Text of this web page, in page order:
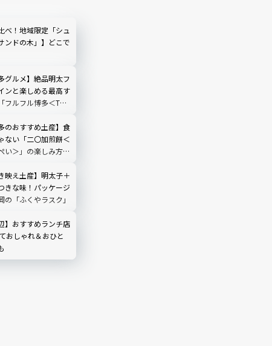
べ！地域限定「シュ
ンドの木」】どこで
グルメ】絶品明太フ
ンと楽しめる最高す
フルフル博多＜THE
のおすすめ土産】食
ない「二〇加煎餅＜
い＞」の楽しみ方と
映え土産】明太子＋
きな味！パッケージ
の「ふくやラスク」
】おすすめランチ店
おしゃれ＆おひと